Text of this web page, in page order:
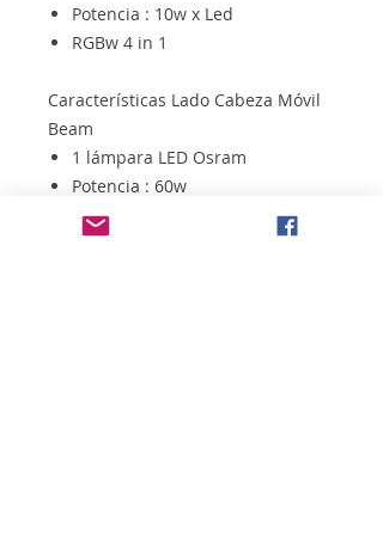
Potencia : 10w x Led
RGBw 4 in 1
Características Lado Cabeza Móvil
Beam
1 lámpara LED Osram
Potencia : 60w
Anillo LED SMD
RGBw 4 in 1